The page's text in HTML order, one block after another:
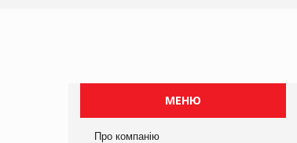
МЕНЮ
Про компанію